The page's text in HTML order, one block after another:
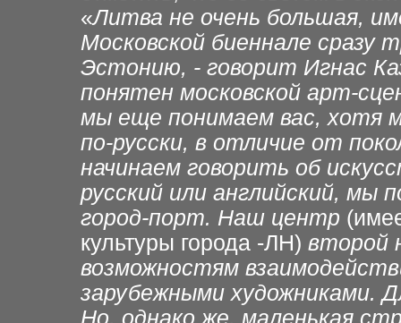
«Литва не очень большая,
Московской биеннале
Эстонию, - говорит Игнас
понятен московской арт-
мы еще понимаем вас, хотя
по-русски, в отличие от
начинаем говорить об
русский или английский, мы
город-порт. Наш центр
культуры города -ЛН) второй
возможностям
зарубежными художниками.
Но, однако же, маленькая